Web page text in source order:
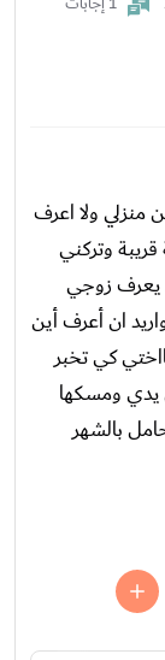
منزلي ولا اعرف
وتركني
يعرف زوجي
ان أعرف أين
كي تخبر
يدي ومسكها
بالشهر